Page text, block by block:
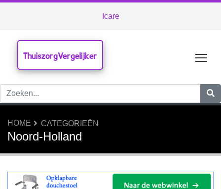
Icare
ThuiszorgVergelijker
HOME CATEGORIEËN
Noord-Holland